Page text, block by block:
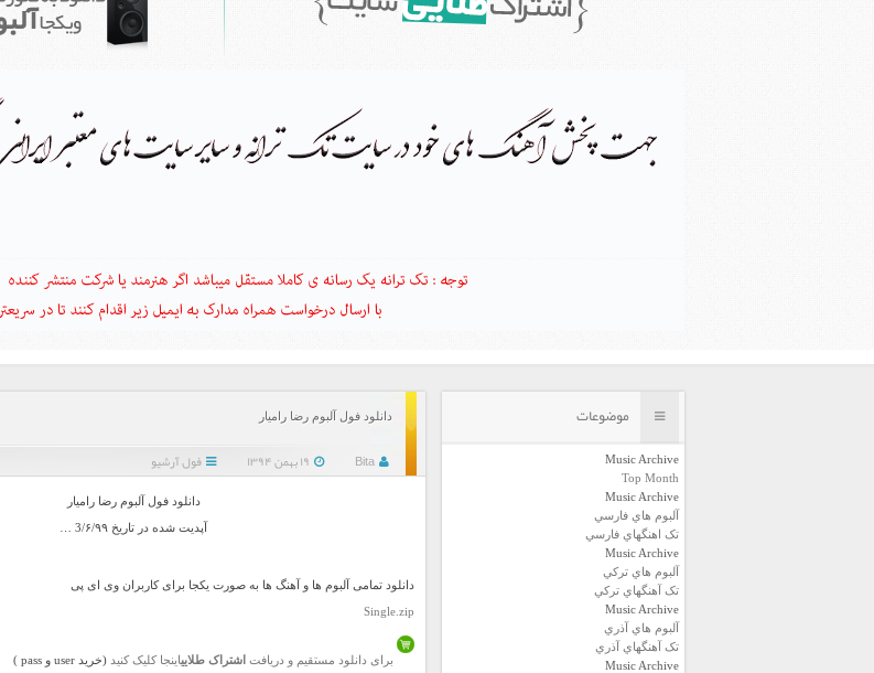
موضوعات
Music Archive
Top Month
Music Archive
آلبوم هاي فارسي
تک اهنگهاي فارسي
Music Archive
آلبوم هاي ترکي
تک آهنگهاي ترکي
Music Archive
آلبوم هاي آذري
تک آهنگهاي آذري
Music Archive
دانلود فول آلبوم رضا راميار
Bita فول آرشیو
دانلود فول آلبوم رضا راميار
آپدیت شده در تاریخ 3/۶/۹۹ …
دانلود تمامی آلبوم ها و آهنگ ها به صورت یکجا برای کاربران وی ای پی
Single.zip
برای دانلود مستقیم و دریافت اشتراک طلاییاینجا کلیک کنید (خرید user و pass )